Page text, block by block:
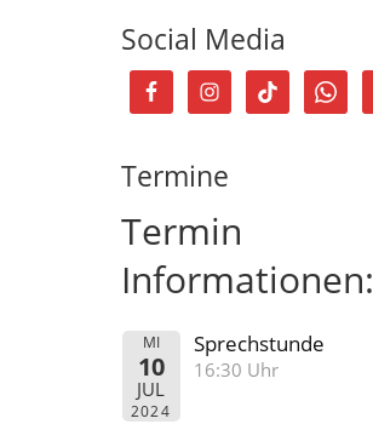
Social Media
Termine
Termin
Informationen:
MI
10
JUL
2024
Sprechstunde
16:30 Uhr